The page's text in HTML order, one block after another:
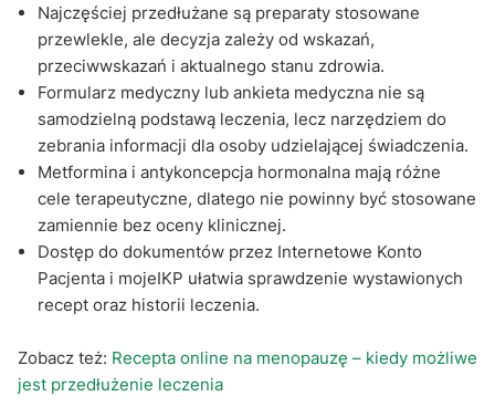
Najczęściej przedłużane są preparaty stosowane
przewlekle, ale decyzja zależy od wskazań,
przeciwwskazań i aktualnego stanu zdrowia.
Formularz medyczny lub ankieta medyczna nie są
samodzielną podstawą leczenia, lecz narzędziem do
zebrania informacji dla osoby udzielającej świadczenia.
Metformina i antykoncepcja hormonalna mają różne
cele terapeutyczne, dlatego nie powinny być stosowane
zamiennie bez oceny klinicznej.
Dostęp do dokumentów przez Internetowe Konto
Pacjenta i mojeIKP ułatwia sprawdzenie wystawionych
recept oraz historii leczenia.
Zobacz też: Recepta online na menopauzę – kiedy możliwe
jest przedłużenie leczenia